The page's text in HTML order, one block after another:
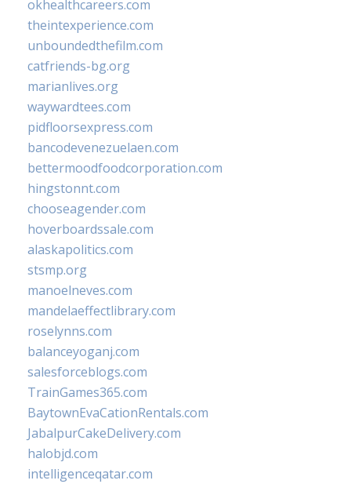
okhealthcareers.com
theintexperience.com
unboundedthefilm.com
catfriends-bg.org
marianlives.org
waywardtees.com
pidfloorsexpress.com
bancodevenezuelaen.com
bettermoodfoodcorporation.com
hingstonnt.com
chooseagender.com
hoverboardssale.com
alaskapolitics.com
stsmp.org
manoelneves.com
mandelaeffectlibrary.com
roselynns.com
balanceyoganj.com
salesforceblogs.com
TrainGames365.com
BaytownEvaCationRentals.com
JabalpurCakeDelivery.com
halobjd.com
intelligenceqatar.com